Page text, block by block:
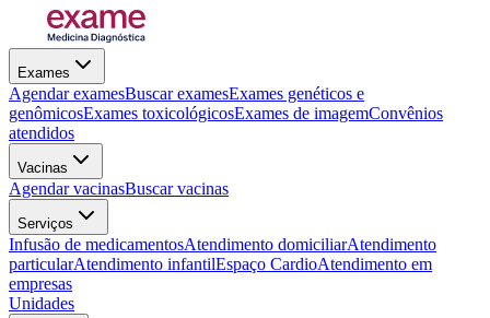
Exames
Agendar examesBuscar examesExames genéticos e
genômicosExames toxicológicosExames de imagemConvênios
atendidos
Vacinas
Agendar vacinasBuscar vacinas
Serviços
Infusão de medicamentosAtendimento domiciliarAtendimento
particularAtendimento infantilEspaço CardioAtendimento em
empresas
Unidades